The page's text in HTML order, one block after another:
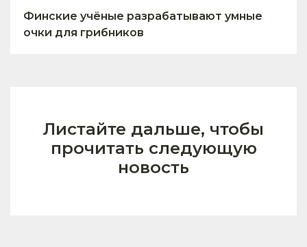
Финские учёные разрабатывают умные
очки для грибников
Листайте дальше, чтобы
прочитать следующую
новость